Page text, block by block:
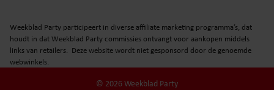
Weekblad Party participeert in diverse affiliate marketing programma’s, dat
houdt in dat Weekblad Party commissies ontvangt voor aankopen middels
links van retailers. Deze website wordt niet gesponsord door de genoemde
webwinkels.
© 2026 Weekblad Party